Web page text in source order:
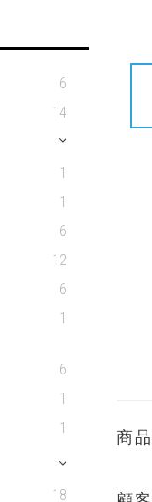
6
14
1
1
6
12
6
1
6
1
1
18
商